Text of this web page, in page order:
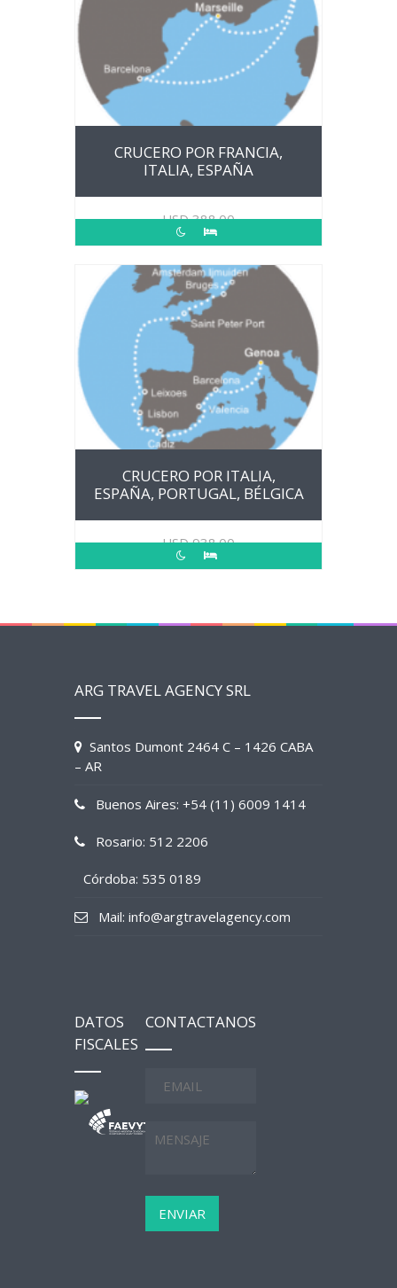
CRUCERO POR FRANCIA,
ITALIA, ESPAÑA
USD388.00
CRUCERO POR ITALIA,
ESPAÑA, PORTUGAL, BÉLGICA
USD938.00
ARG TRAVEL AGENCY SRL
Santos Dumont 2464 C – 1426 CABA
– AR
Buenos Aires: +54 (11) 6009 1414
Rosario: 512 2206
Córdoba: 535 0189
Mail: info@argtravelagency.com
DATOS
FISCALES
CONTACTANOS